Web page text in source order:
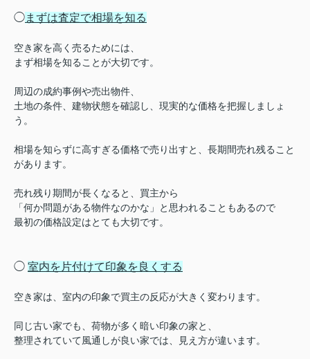
◯まずは査定で相場を知る
空き家を高く売るためには、
まず相場を知ることが大切です。
周辺の成約事例や売出物件、
土地の条件、建物状態を確認し、現実的な価格を把握しましょ
う。
相場を知らずに高すぎる価格で売り出すと、長期間売れ残ること
があります。
売れ残り期間が長くなると、買主から
「何か問題がある物件なのかな」
と思われることもあるので
最初の価格設定はとても大切です。
◯ 室内を片付けて印象を良くする
空き家は、室内の印象で買主の反応が大きく変わります。
同じ古い家でも、荷物が多く暗い印象の家と、
整理されていて風通しが良い家では、見え方が違います。